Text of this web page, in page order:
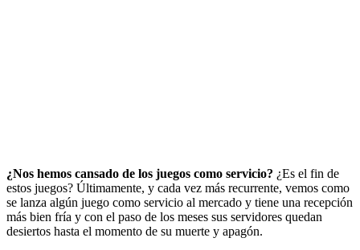
¿Nos hemos cansado de los juegos como servicio? ¿Es el fin de
estos juegos? Últimamente, y cada vez más recurrente, vemos como
se lanza algún juego como servicio al mercado y tiene una recepción
más bien fría y con el paso de los meses sus servidores quedan
desiertos hasta el momento de su muerte y apagón.